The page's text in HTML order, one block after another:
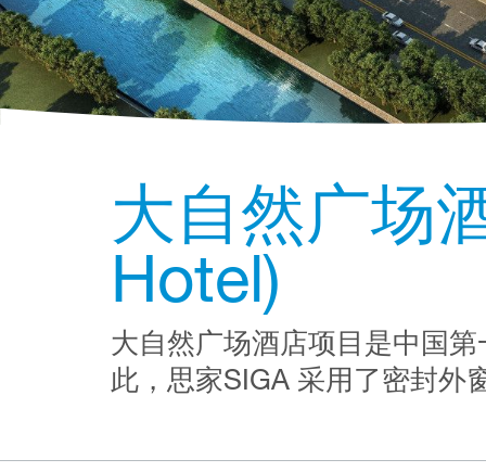
大自然广场
Hotel)
大自然广场酒店项目是中国
此，思家SIGA 采用了密封外